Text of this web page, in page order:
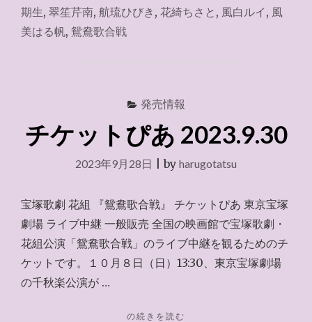
ブ
『鴛
2023.10.8"
期生, 翠笙芹南, 航琉ひびき , 花綺ちさと , 風白ルイ , 風
美はる帆, 鴛鴦歌合戦
発売情報
チケットぴあ 2023.9.30
2023年9月28日 |by harugotatsu
宝塚歌劇 花組 『鴛鴦歌合戦』 チケットぴあ 東京宝塚
劇場 ライブ中継 一般販売 全国の映画館で宝塚歌劇・
花組公演「鴛鴦歌合戦」のライブ中継を観るためのチ
ケットです。１０月８日（日）13:30、東京宝塚劇場
の千秋楽公演が …
"チ
の続きを読む